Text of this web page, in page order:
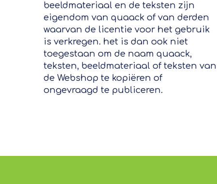
beeldmateriaal en de teksten zijn
eigendom van quaack of van derden
waarvan de licentie voor het gebruik
is verkregen. het is dan ook niet
toegestaan om de naam quaack,
teksten, beeldmateriaal of teksten van
de Webshop te kopiëren of
ongevraagd te publiceren.